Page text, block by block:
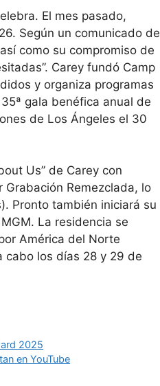
El mes pasado,
Según un comunicado de
como su compromiso de
Carey fundó Camp
y organiza programas
gala benéfica anual de
de Los Ángeles el 30
Us” de Carey con
Remezclada, lo
Pronto también iniciará su
La residencia se
América del Norte
cabo los días 28 y 29 de
2025
en YouTube